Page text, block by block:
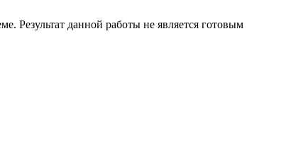
Результат данной работы не является готовым